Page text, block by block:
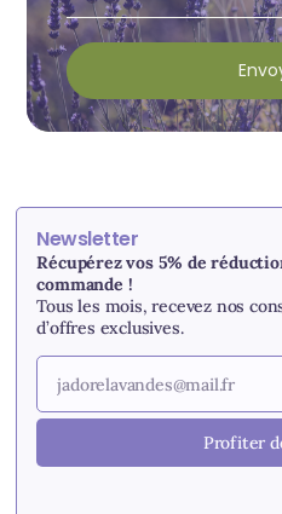
Newsletter
Récupérez vos 5% de
commande !
Tous les mois, recevez nos
d’offres exclusives.
Profiter